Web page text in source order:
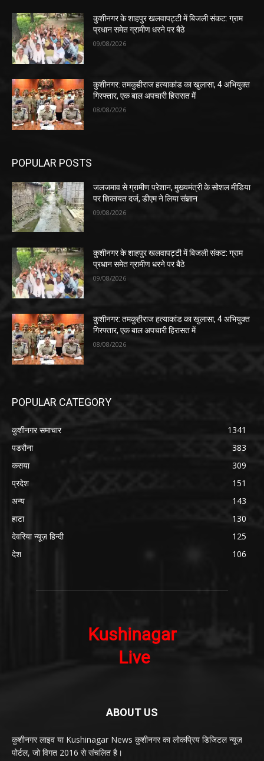
कुशीनगर के शाहपुर खलवापट्टी में बिजली संकट: ग्राम
प्रधान समेत ग्रामीण धरने पर बैठे
09/08/2026
कुशीनगर: तमकुहीराज हत्याकांड का खुलासा, 4 अभियुक्त
गिरफ्तार, एक बाल अपचारी हिरासत में
08/08/2026
POPULAR POSTS
जलजमाव से ग्रामीण परेशान, मुख्यमंत्री के सोशल मीडिया
पर शिकायत दर्ज, डीएम ने लिया संज्ञान
09/08/2026
कुशीनगर के शाहपुर खलवापट्टी में बिजली संकट: ग्राम
प्रधान समेत ग्रामीण धरने पर बैठे
09/08/2026
कुशीनगर: तमकुहीराज हत्याकांड का खुलासा, 4 अभियुक्त
गिरफ्तार, एक बाल अपचारी हिरासत में
08/08/2026
POPULAR CATEGORY
कुशीनगर समाचार
1341
पडरौना
383
कसया
309
प्रदेश
151
अन्य
143
हाटा
130
देवरिया न्यूज़ हिन्दी
125
देश
106
ABOUT US
कुशीनगर लाइव या Kushinagar News कुशीनगर का लोकप्रिय डिजिटल न्यूज़
पोर्टल, जो विगत 2016 से संचलित है।